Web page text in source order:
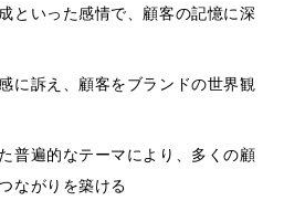
といった感情で、顧客の記憶に深
に訴え、顧客をブランドの世界観
普遍的なテーマにより、多くの顧
ながりを築ける